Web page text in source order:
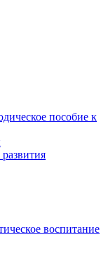
пособие к
воспитание